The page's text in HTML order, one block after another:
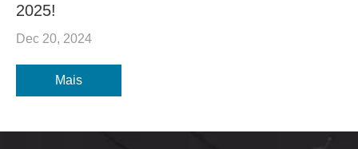
2025!
Dec 20, 2024
Mais